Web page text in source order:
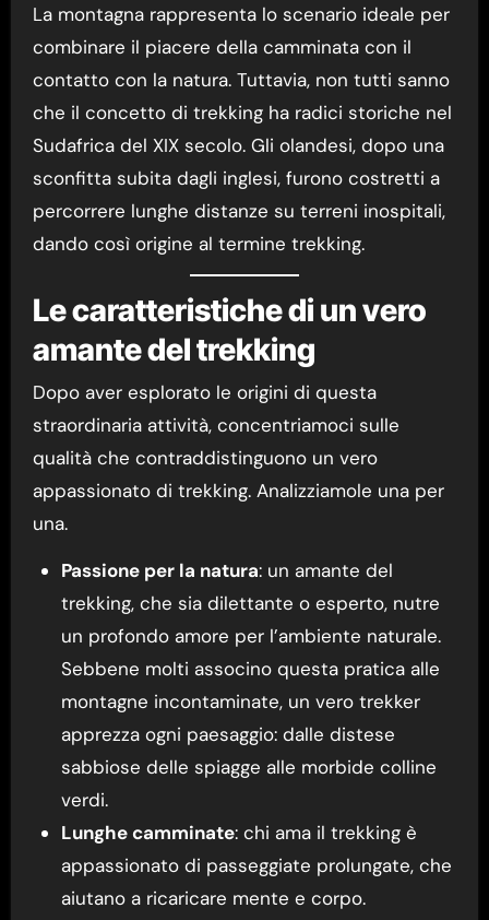
La montagna rappresenta lo scenario ideale per
combinare il piacere della camminata con il
contatto con la natura. Tuttavia, non tutti sanno
che il concetto di trekking ha radici storiche nel
Sudafrica del XIX secolo. Gli olandesi, dopo una
sconfitta subita dagli inglesi, furono costretti a
percorrere lunghe distanze su terreni inospitali,
dando così origine al termine trekking.
Le caratteristiche di un vero
amante del trekking
Dopo aver esplorato le origini di questa
straordinaria attività, concentriamoci sulle
qualità che contraddistinguono un vero
appassionato di trekking. Analizziamole una per
una.
Passione per la natura: un amante del
trekking, che sia dilettante o esperto, nutre
un profondo amore per l’ambiente naturale.
Sebbene molti associno questa pratica alle
montagne incontaminate, un vero trekker
apprezza ogni paesaggio: dalle distese
sabbiose delle spiagge alle morbide colline
verdi.
Lunghe camminate: chi ama il trekking è
appassionato di passeggiate prolungate, che
aiutano a ricaricare mente e corpo.